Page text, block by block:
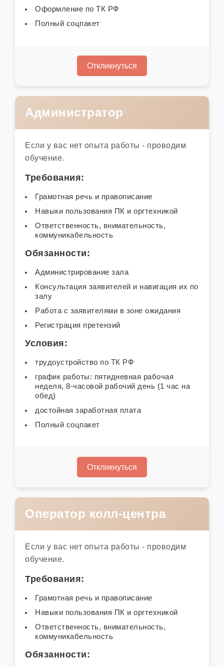
Оформление по ТК РФ
Полный соцпакет
Откликнуться
Администратор
Если у вас нет опыта работы - проводим
обучение.
Требования:
Грамотная речь и правописание
Навыки пользования ПК и оргтехникой
Ответственность, внимательность,
коммуникабельность
Обязанности:
Администрирование зала
Консультация заявителей и навигация их по
залу
Работа с заявителями в зоне ожидания
Регистрация претензий
Условия:
трудоустройство по ТК РФ
график работы: пятидневная рабочая
неделя, 8-часовой рабочий день (1 час на
обед)
достойная заработная плата
Полный соцпакет
Откликнуться
Оператор колл-центра
Если у вас нет опыта работы - проводим
обучение.
Требования:
Грамотная речь и правописание
Навыки пользования ПК и оргтехникой
Ответственность, внимательность,
коммуникабельность
Обязанности: